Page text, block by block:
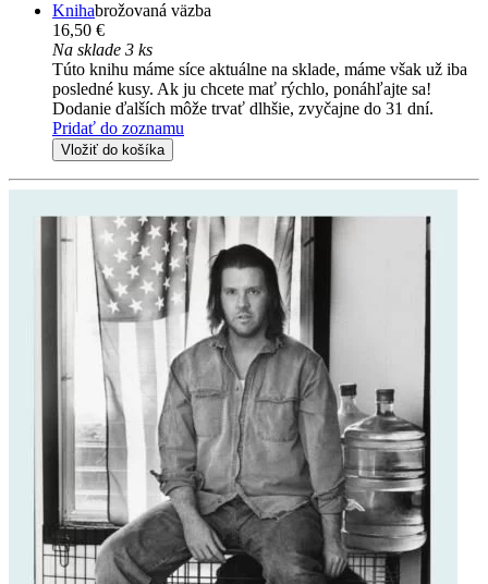
Knihabrožovaná väzba
16,50 €
Na sklade 3 ks
Túto knihu máme síce aktuálne na sklade, máme však už iba
posledné kusy. Ak ju chcete mať rýchlo, ponáhľajte sa!
Dodanie ďalších môže trvať dlhšie, zvyčajne do 31 dní.
Pridať do zoznamu
Vložiť do košíka